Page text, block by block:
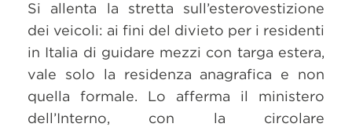
Si allenta la stretta sull’esterovestizione
dei veicoli: ai fini del divieto per i residenti
in Italia di guidare mezzi con targa estera,
vale solo la residenza anagrafica e non
quella formale. Lo afferma il ministero
dell’Interno, con la circolare